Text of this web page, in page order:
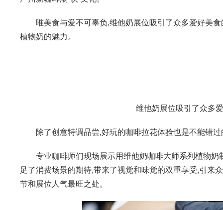
唯美食与爱不可辜负,维他奶展位吸引了众多爱好美食
植物奶的魅力。
维他奶展位吸引了众多
除了创意特调品尝,好玩的咖啡拉花体验也是不能错过
专业咖啡师们现场展示用维他奶咖啡大师系列植物奶
足了消费场景的期待,带来了视觉和味觉的双重享受,引来
节和展位人气最旺之处。